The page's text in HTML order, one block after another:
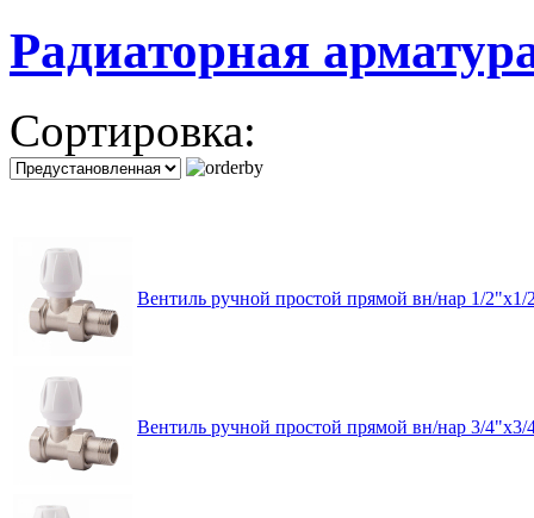
Радиаторная
Сортировка:
Вентиль ручной простой прямой вн/нар 1/
Вентиль ручной простой прямой вн/нар 3/